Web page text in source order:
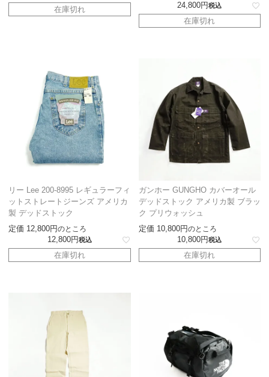
在庫切れ 24,800 税込
在庫切れ
リー Lee 200-8995 レギュラーフィ
ットストレートジーンズ アメリカ
製 デッドストック
定価 12,800 のところ
12,800 税込
在庫切れ
ガンホー GUNGHO カバーオール
デッドストック アメリカ製 ブラッ
ク プリウォッシュ
定価 10,800 のところ
10,800 税込
在庫切れ